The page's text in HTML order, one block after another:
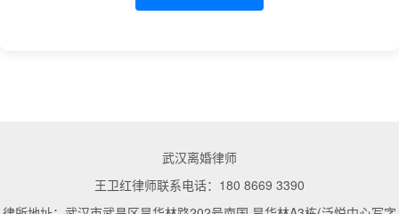
武汉离婚律师
王卫红律师联系电话：180 8669 3390